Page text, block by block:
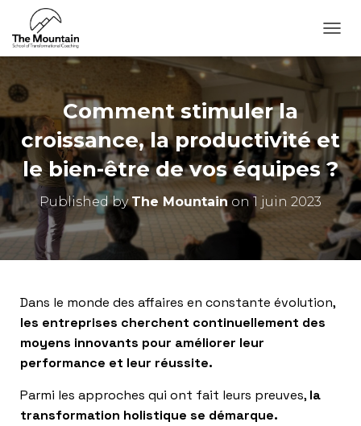
U
/
F
E
R
E
R
L
A
V
Comment stimuler la
croissance, la productivité et
le bien-être de vos équipes ?
Published byThe Mountain on1 juin 2023
Dans le monde des affaires en constante évolution,
les entreprises cherchent continuellement des
moyens innovants pour améliorer leur
performance et leur réussite.
Parmi les approches qui ont fait leurs preuves, la
transformation holistique se démarque.